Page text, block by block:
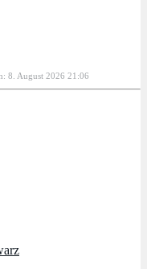
8. August 2026 21:06